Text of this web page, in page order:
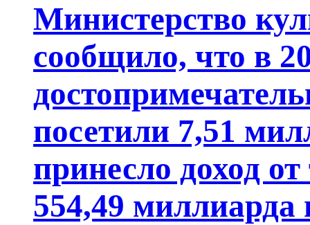
Министерство
сообщило, что в
посетили 7,51
принесло доход
554,49 миллиарда